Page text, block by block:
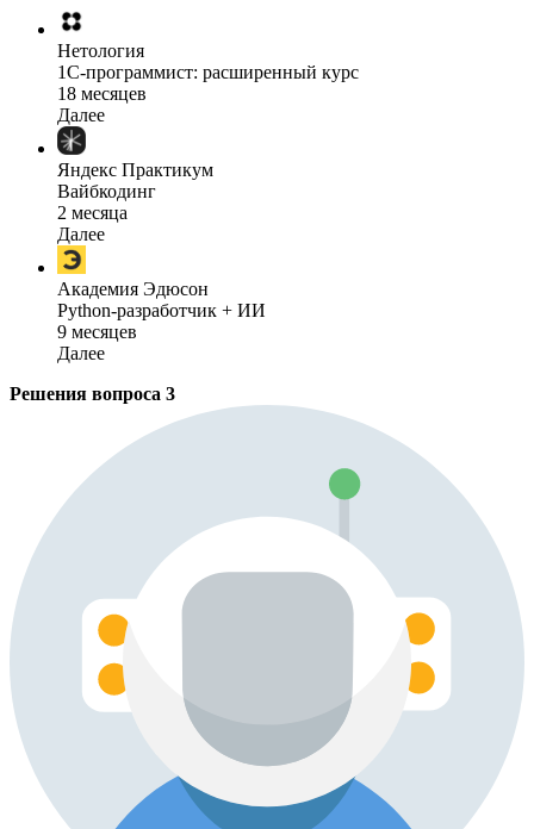
Нетология
1C-программист: расширенный курс
18 месяцев
Далее
Яндекс Практикум
Вайбкодинг
2 месяца
Далее
Академия Эдюсон
Python-разработчик + ИИ
9 месяцев
Далее
Решения вопроса 3